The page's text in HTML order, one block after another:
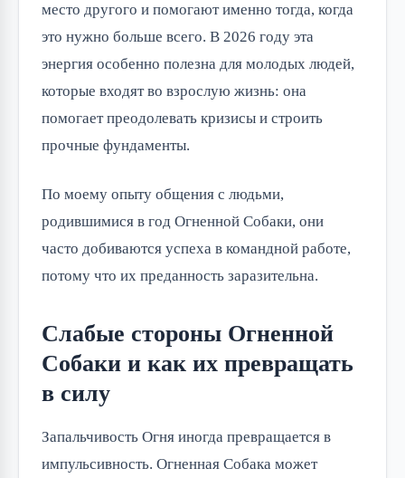
место другого и помогают именно тогда, когда
это нужно больше всего. В 2026 году эта
энергия особенно полезна для молодых людей,
которые входят во взрослую жизнь: она
помогает преодолевать кризисы и строить
прочные фундаменты.
По моему опыту общения с людьми,
родившимися в год Огненной Собаки, они
часто добиваются успеха в командной работе,
потому что их преданность заразительна.
Слабые стороны Огненной
Собаки и как их превращать
в силу
Запальчивость Огня иногда превращается в
импульсивность. Огненная Собака может